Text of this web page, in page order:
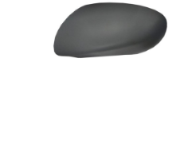
EISENFELS